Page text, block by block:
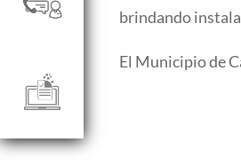
brindando
El Municipio de